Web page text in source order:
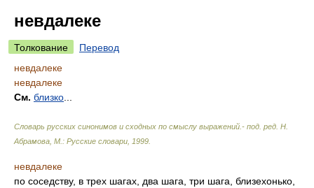
невдалеке
Толкование
Перевод
невдалеке
невдалеке
См. близко
Словарь русских синонимов и сходных по смыслу выражений.- под. ред. Н.
Абрамова, М.: Русские словари 1999
невдалеке
по соседству, в трех шагах, два шага, три шага, близехонько,